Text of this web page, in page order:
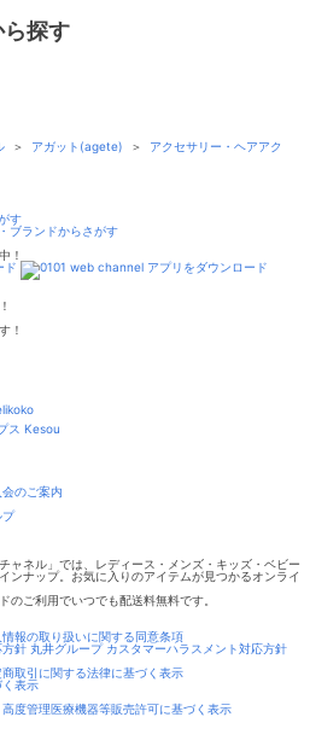
探す
＞ アガット(agete) ＞
アクセサリー・ヘアアク
す
ブランドからさがす
！
！
ス Kesou
のご案内
プ
ャネル」では、レディース・メンズ・キッズ・ベビー
ンナップ。お気に入りのアイテムが見つかるオンライ
のご利用でいつでも配送料無料です。
情報の取り扱いに関する同意条項
方針 丸井グループ カスタマーハラスメント対応方針
商取引に関する法律に基づく表示
表示
高度管理医療機器等販売許可に基づく表示